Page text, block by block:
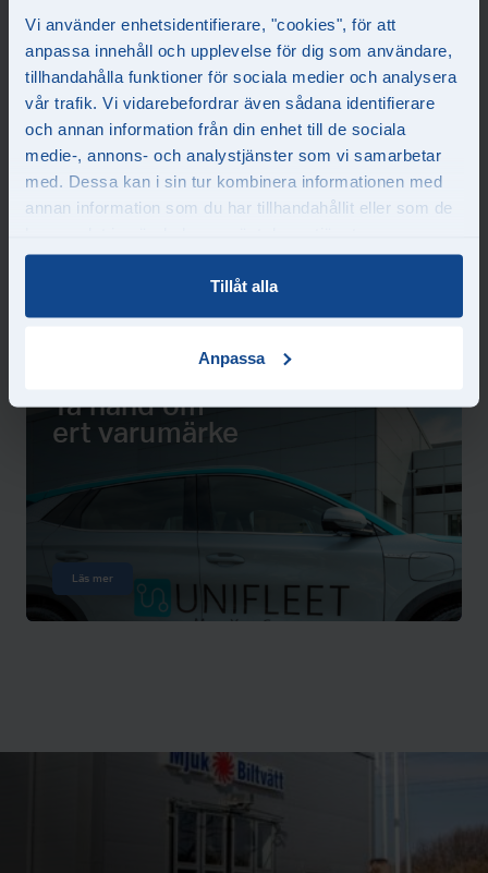
Vi använder enhetsidentifierare, "cookies", för att
anpassa innehåll och upplevelse för dig som användare,
tillhandahålla funktioner för sociala medier och analysera
vår trafik. Vi vidarebefordrar även sådana identifierare
och annan information från din enhet till de sociala
medie-, annons- och analystjänster som vi samarbetar
med. Dessa kan i sin tur kombinera informationen med
annan information som du har tillhandahållit eller som de
Tillåt alla
Anpassa
Företag
utan bindningstid. Ni får tillgång till alla våra biltvättar och ni får
Ta hand om
ert varumärke
Läs mer